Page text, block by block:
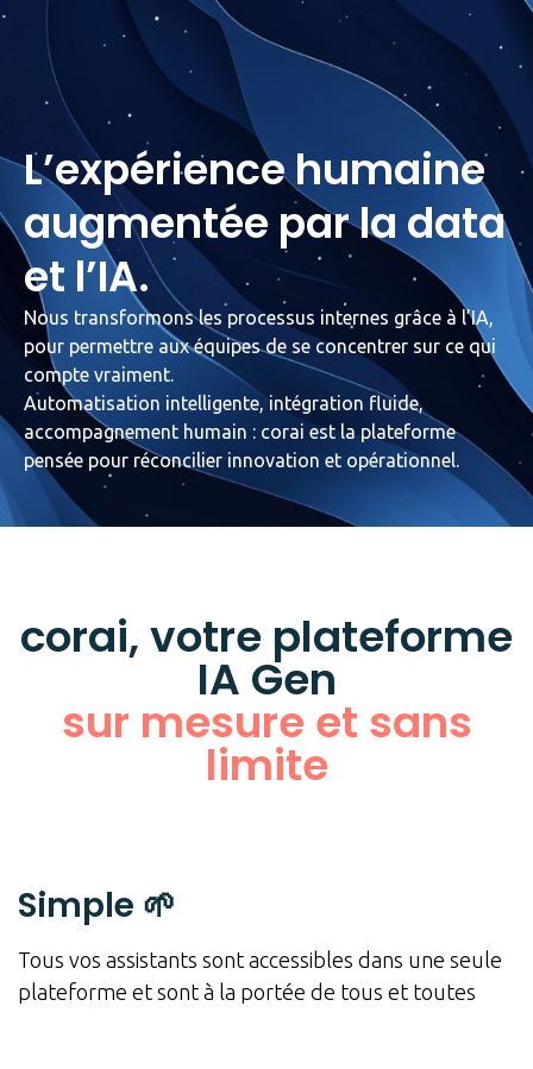
Reservez une démo
L’expérience humaine
augmentée par la data
et l’IA.
Nous transformons les processus internes grâce à l’IA,
pour permettre aux équipes de se concentrer sur ce qui
compte vraiment.
Automatisation intelligente, intégration fluide,
accompagnement humain : corai est la plateforme
pensée pour réconcilier innovation et opérationnel.
corai, votre plateforme
IA Gen
sur mesure et sans
limite
Simple 🌱
Tous vos assistants sont accessibles dans une seule
plateforme et sont à la portée de tous et toutes